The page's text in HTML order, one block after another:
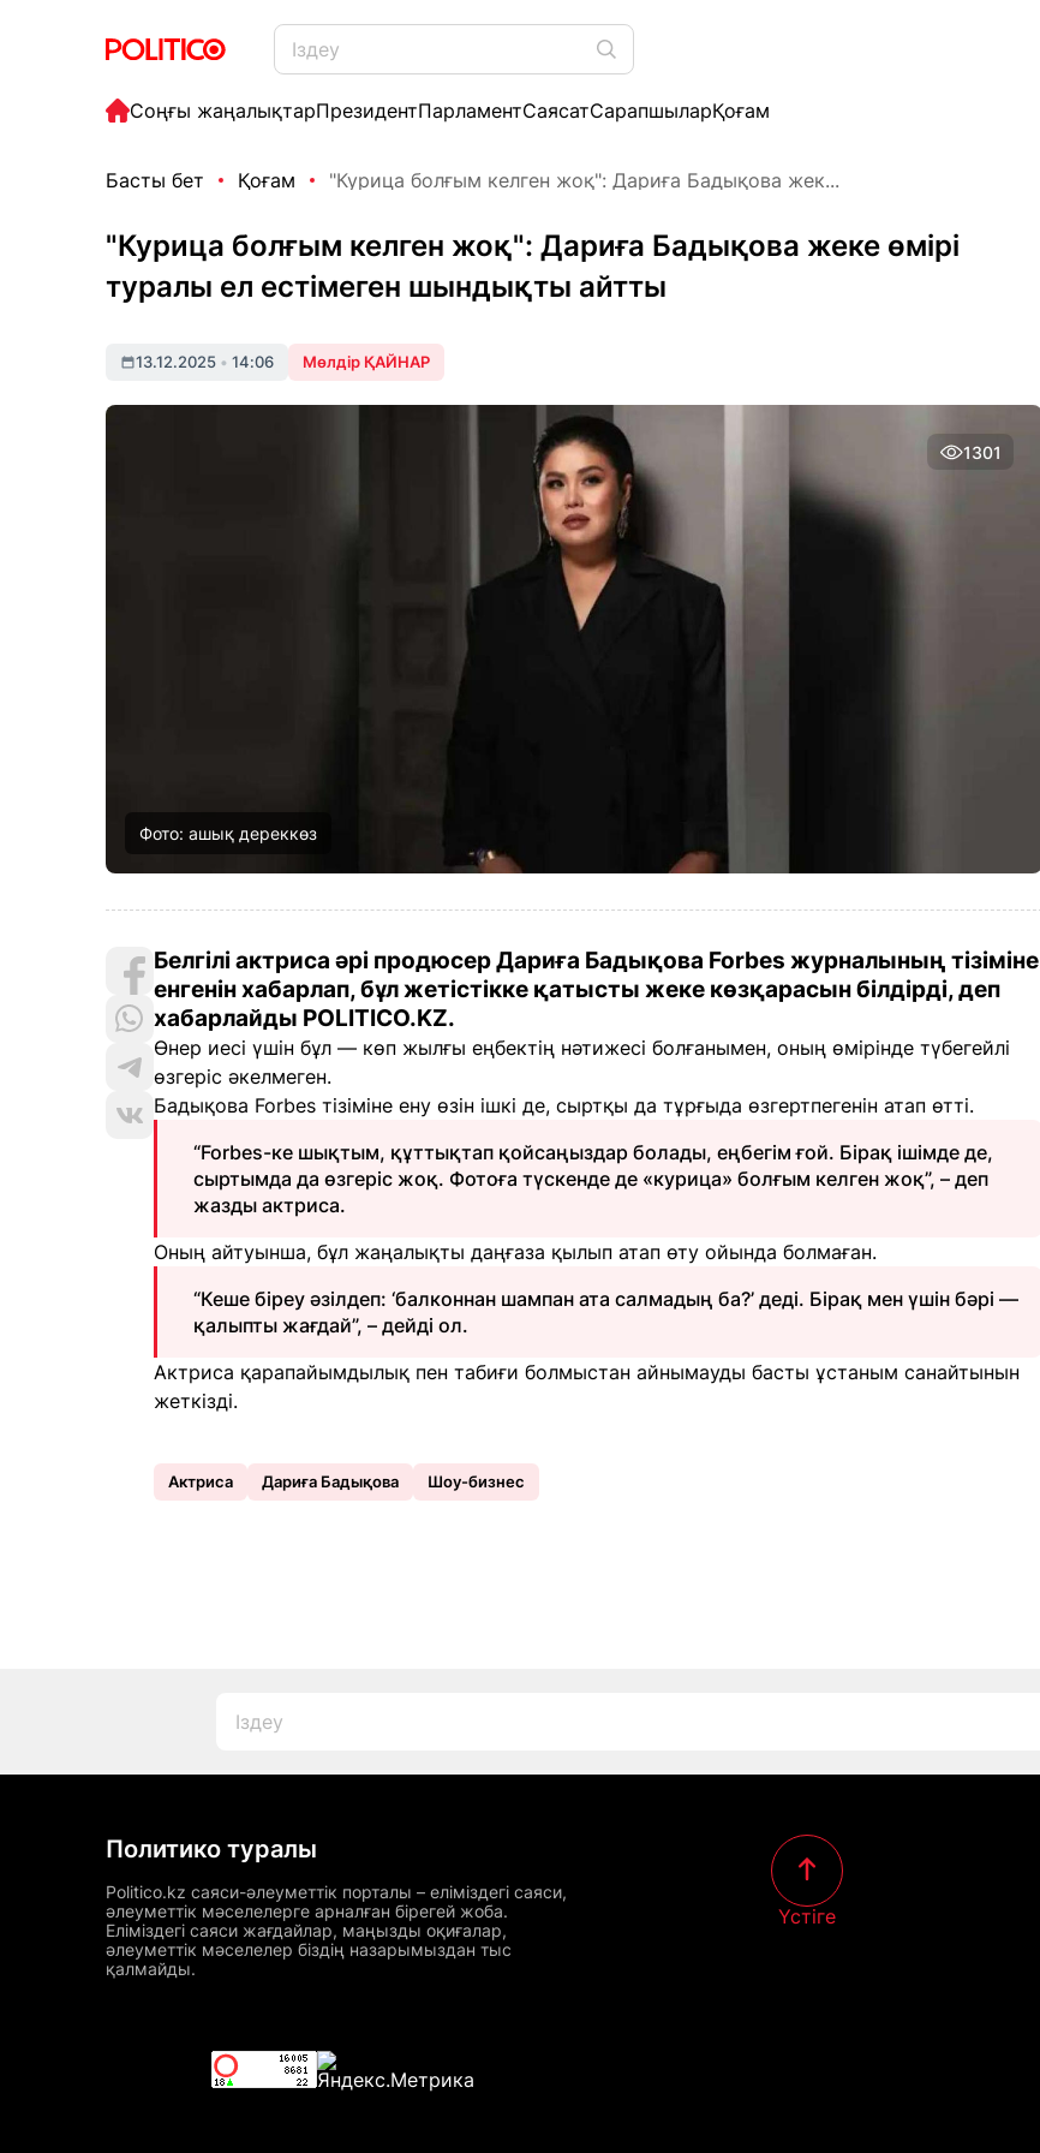
Соңғы жаңалықтарПрезидентПарламентСаясатСарапшыларҚоғам
Басты бет Қоғам "Курица болғым келген жоқ": Дариға Бадықова жек...
"Курица болғым келген жоқ": Дариға Бадықова жеке өмірі
туралы ел естімеген шындықты айтты
13.12.2025 • 14:06 Мөлдір ҚАЙНАР
1301
Фото: ашық дереккөз
Белгілі актриса әрі продюсер Дариға Бадықова Forbes журналының тізіміне
енгенін хабарлап, бұл жетістікке қатысты жеке көзқарасын білдірді, деп
хабарлайды POLITICO.KZ.
Өнер иесі үшін бұл — көп жылғы еңбектің нәтижесі болғанымен, оның өмірінде түбегейлі
өзгеріс әкелмеген.
Бадықова Forbes тізіміне ену өзін ішкі де, сыртқы да тұрғыда өзгертпегенін атап өтті.
“Forbes-ке шықтым, құттықтап қойсаңыздар болады, еңбегім ғой. Бірақ ішімде де,
сыртымда да өзгеріс жоқ. Фотоға түскенде де «курица» болғым келген жоқ”, – деп
жазды актриса.
Оның айтуынша, бұл жаңалықты даңғаза қылып атап өту ойында болмаған.
“Кеше біреу әзілдеп: ‘балконнан шампан ата салмадың ба?’ деді. Бірақ мен үшін бәрі —
қалыпты жағдай”, – дейді ол.
Актриса қарапайымдылық пен табиғи болмыстан айнымауды басты ұстаным санайтынын
жеткізді.
Актриса Дариға Бадықова Шоу-бизнес
Политико туралы
Politico.kz саяси-әлеуметтік порталы – еліміздегі саяси,
әлеуметтік мәселелерге арналған бірегей жоба.
Еліміздегі саяси жағдайлар, маңызды оқиғалар,
әлеуметтік мәселелер біздің назарымыздан тыс
қалмайды.
Үстіге